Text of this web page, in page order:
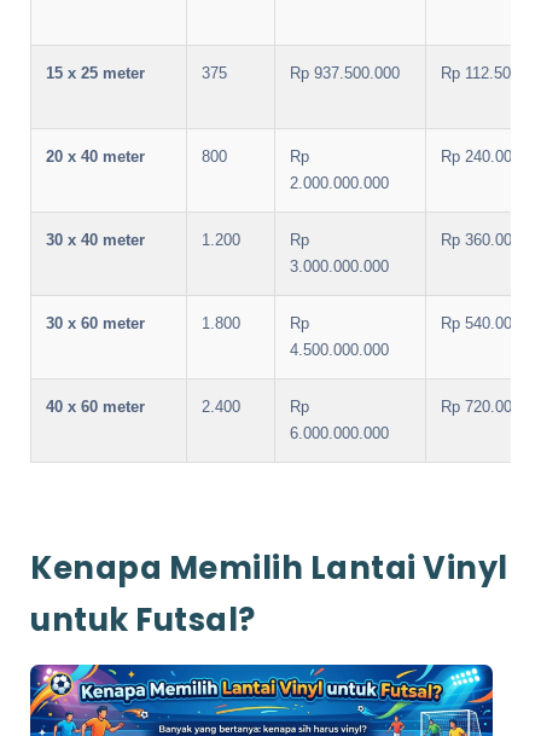
15 x 25 meter 375 Rp 937.500.000 Rp
20 x 40 meter 800
Rp
2.000.000.000
Rp
30 x 40 meter 1.200
Rp
3.000.000.000
Rp
30 x 60 meter 1.800
Rp
4.500.000.000
Rp
40 x 60 meter 2.400
Rp
6.000.000.000
Rp
Kenapa Memilih Lantai Vinyl
untuk Futsal?